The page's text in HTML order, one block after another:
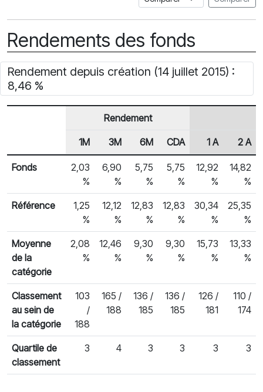
Rendements des fonds
Rendement depuis création (14 juillet 2015) :
8,46 %
Rendements des fonds
En-tête de ligne
Rendement
1M 3M 6M CDA 1 A 2 A
Fonds
2,03
%
6,90
%
5,75
%
5,75
%
12,92
%
14,82
%
Référence
1,25
%
12,12
%
12,83
%
12,83
%
30,34
%
25,35
%
Moyenne
de la
catégorie
2,08
%
12,46
%
9,30
%
9,30
%
15,73
%
13,33
%
Classement
au sein de
la catégorie
103
/
188
165 /
188
136 /
185
136 /
185
126 /
181
110 /
174
Quartile de
classement
3 4 3 3 3 3